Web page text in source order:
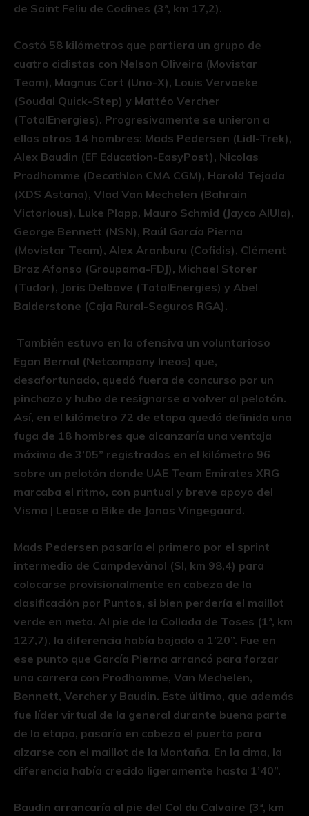
de Saint Feliu de Codines (3ª, km 17,2).
Costó 58 kilómetros que partiera un grupo de
cuatro ciclistas con Nelson Oliveira (Movistar
Team), Magnus Cort (Uno-X), Louis Vervaeke
(Soudal Quick-Step) y Mattéo Vercher
(TotalEnergies). Progresivamente se unieron a
ellos otros 14 hombres: Mads Pedersen (Lidl-Trek),
Alex Baudin (EF Education-EasyPost), Nicolas
Prodhomme (Decathlon CMA CGM), Harold Tejada
(XDS Astana), Vlad Van Mechelen (Bahrain
Victorious), Luke Plapp, Mauro Schmid (Jayco AlUla),
George Bennett (NSN), Raúl García Pierna
(Movistar Team), Alex Aranburu (Cofidis), Clément
Braz Afonso (Groupama-FDJ), Michael Storer
(Tudor), Joris Delbove (TotalEnergies) y Abel
Balderstone (Caja Rural-Seguros RGA).
También estuvo en la ofensiva un voluntarioso
Egan Bernal (Netcompany Ineos) que,
desafortunado, quedó fuera de concurso por un
pinchazo y hubo de resignarse a volver al pelotón.
Así, en el kilómetro 72 de etapa quedó definida una
fuga de 18 hombres que alcanzaría una ventaja
máxima de 3’05” registrados en el kilómetro 96
sobre un pelotón donde UAE Team Emirates XRG
marcaba el ritmo, con puntual y breve apoyo del
Visma | Lease a Bike de Jonas Vingegaard.
Mads Pedersen pasaría el primero por el sprint
intermedio de Campdevànol (SI, km 98,4) para
colocarse provisionalmente en cabeza de la
clasificación por Puntos, si bien perdería el maillot
verde en meta. Al pie de la Collada de Toses (1ª, km
127,7), la diferencia había bajado a 1’20”. Fue en
ese punto que García Pierna arrancó para forzar
una carrera con Prodhomme, Van Mechelen,
Bennett, Vercher y Baudin. Este último, que además
fue líder virtual de la general durante buena parte
de la etapa, pasaría en cabeza el puerto para
alzarse con el maillot de la Montaña. En la cima, la
diferencia había crecido ligeramente hasta 1’40”.
Baudin arrancaría al pie del Col du Calvaire (3ª, km